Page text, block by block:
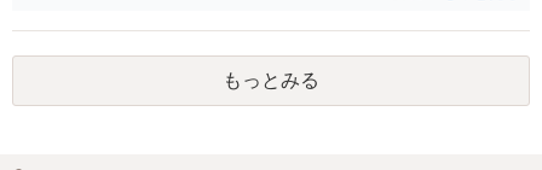
もっとみる